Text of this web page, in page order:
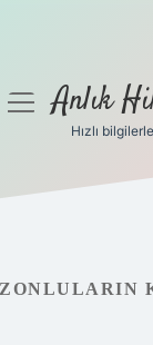
menüyüAnlık
Hızlı